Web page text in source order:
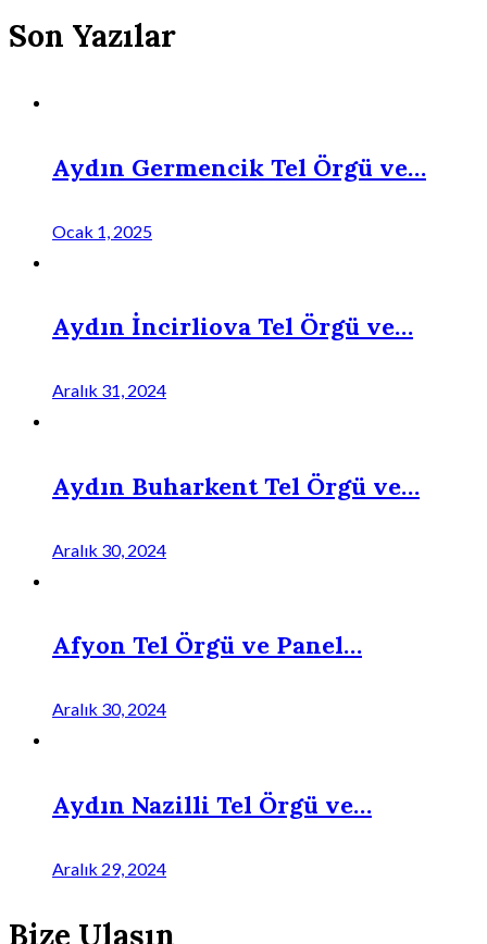
Son Yazılar
Aydın Germencik Tel Örgü ve…
Ocak 1, 2025
Aydın İncirliova Tel Örgü ve…
Aralık 31, 2024
Aydın Buharkent Tel Örgü ve…
Aralık 30, 2024
Afyon Tel Örgü ve Panel…
Aralık 30, 2024
Aydın Nazilli Tel Örgü ve…
Aralık 29, 2024
Bize Ulaşın